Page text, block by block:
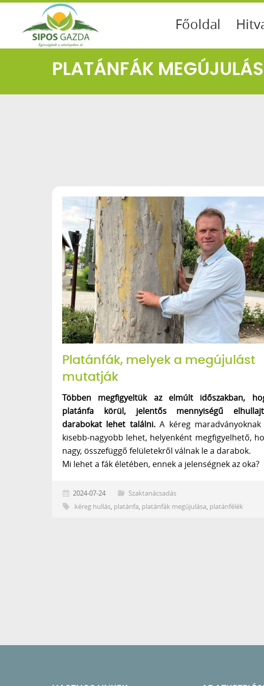
Főoldal
PLATÁNFÁK
Platánfák, melyek a megújulást
mutatják
Többen megfigyeltük az elmúlt időszakban,
platánfa körül, jelentős mennyiségű
darabokat lehet találni.A kéreg
kisebb-nagyobb lehet, helyenként megfigyelhető,
nagy, összefüggő felületekről válnak le a darabok.
Mi lehet a fák életében, ennek a jelenségnek az oka?
2024-07-24
Szaktanácsadás
kéreg hullás, platánfa, platánfák megújulása, platánfélék